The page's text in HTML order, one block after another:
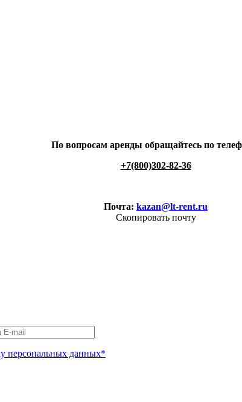
По вопросам аренды обращайтесь по
+7(800)302-82-36
Почта: kazan@lt-rent.ru
Скопировать почту
персональных данных*